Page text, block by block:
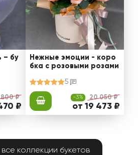
– бу
800 ₽
₽
Нежные эмоции - коро
бка с розовыми розами
5
-3% 20 050 ₽
от 19 473 ₽
коллекции букетов